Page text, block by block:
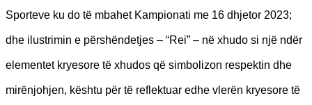
Sporteve ku do të mbahet Kampionati me 16 dhjetor 2023;
dhe ilustrimin e përshëndetjes – “Rei” – në xhudo si një ndër
elementet kryesore të xhudos që simbolizon respektin dhe
mirënjohjen, kështu për të reflektuar edhe vlerën kryesore të